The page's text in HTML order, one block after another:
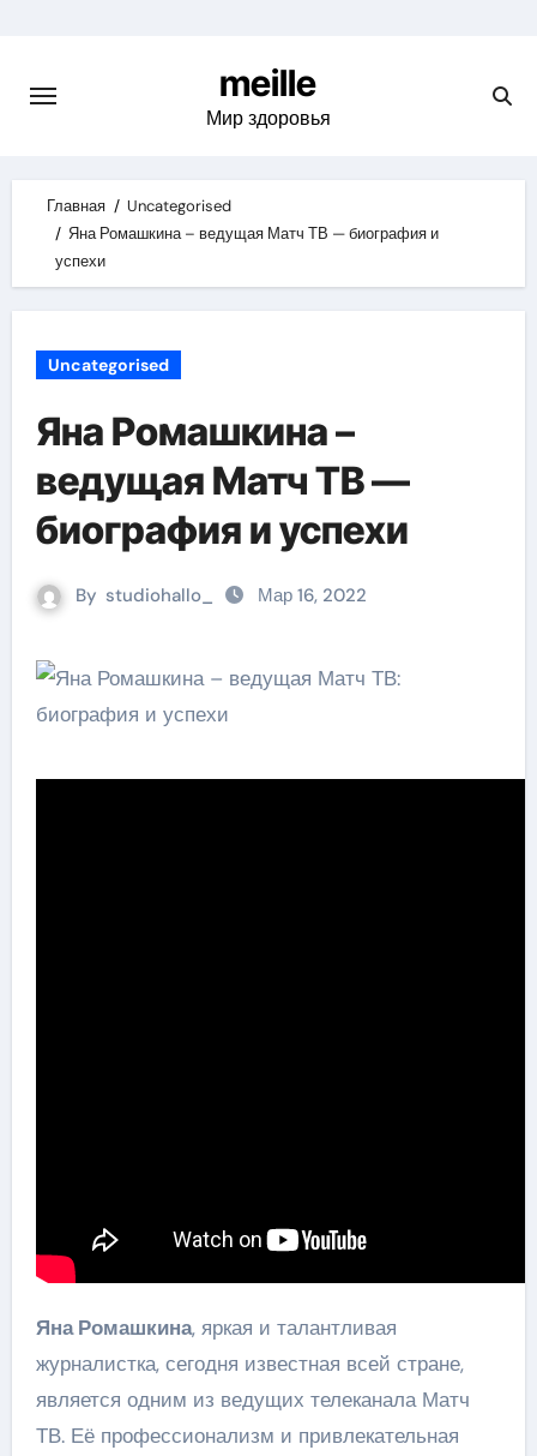
content
meille
Мир здоровья
Главная
Uncategorised
Яна Ромашкина – ведущая Матч ТВ — биография и
успехи
Uncategorised
Яна Ромашкина –
ведущая Матч ТВ —
биография и успехи
By studiohallo_ Мар 16, 2022
Яна Ромашкина, яркая и талантливая
журналистка, сегодня известная всей стране,
является одним из ведущих телеканала Матч
ТВ. Её профессионализм и привлекательная